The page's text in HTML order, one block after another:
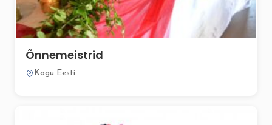
Õnnemeistrid
Kogu Eesti